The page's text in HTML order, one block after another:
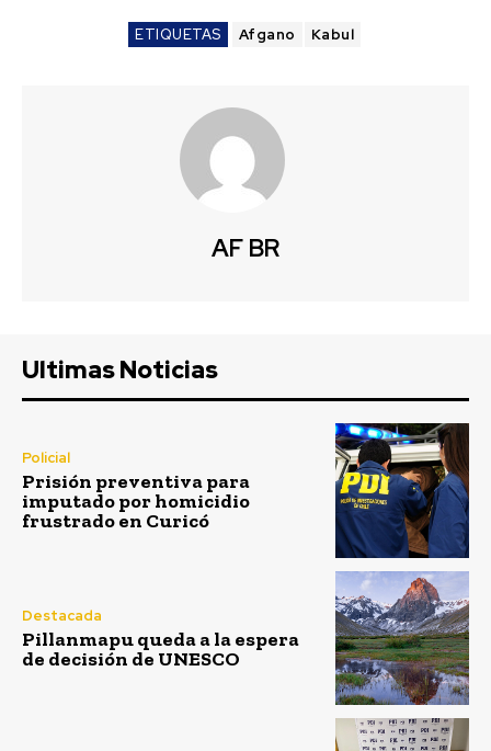
ETIQUETAS Afgano Kabul
AF BR
Ultimas Noticias
Policial
Prisión preventiva para
imputado por homicidio
frustrado en Curicó
Destacada
Pillanmapu queda a la espera
de decisión de UNESCO